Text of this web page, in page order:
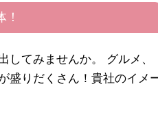
してみませんか。 グルメ、
盛りだくさん！貴社のイメ